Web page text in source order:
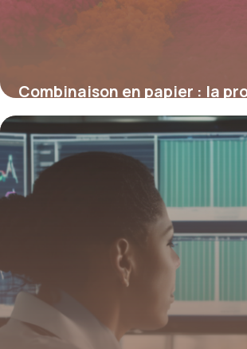
Combinaison en papier : la
légère et écologique à
4 juillet 2025